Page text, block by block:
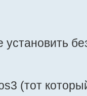
(тот